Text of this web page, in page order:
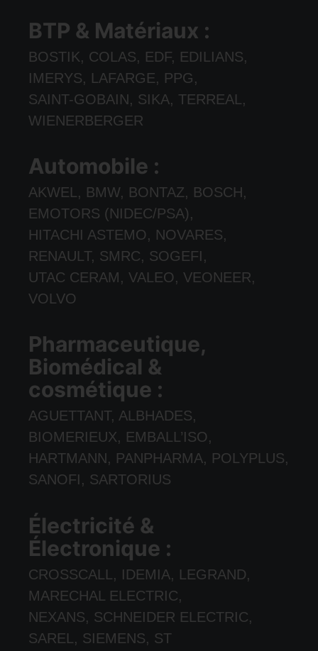
BTP & Matériaux :
BOSTIK, COLAS, EDF, EDILIANS,
IMERYS, LAFARGE, PPG,
SAINT-GOBAIN, SIKA, TERREAL,
WIENERBERGER
Automobile :
AKWEL, BMW, BONTAZ, BOSCH,
EMOTORS (NIDEC/PSA),
HITACHI ASTEMO, NOVARES,
RENAULT, SMRC, SOGEFI,
UTAC CERAM, VALEO, VEONEER,
VOLVO
Pharmaceutique,
Biomédical &
cosmétique :
AGUETTANT, ALBHADES,
BIOMERIEUX, EMBALL’ISO,
HARTMANN, PANPHARMA, POLYPLUS,
SANOFI, SARTORIUS
Électricité &
Électronique :
CROSSCALL, IDEMIA, LEGRAND,
MARECHAL ELECTRIC,
NEXANS, SCHNEIDER ELECTRIC,
SAREL, SIEMENS, ST